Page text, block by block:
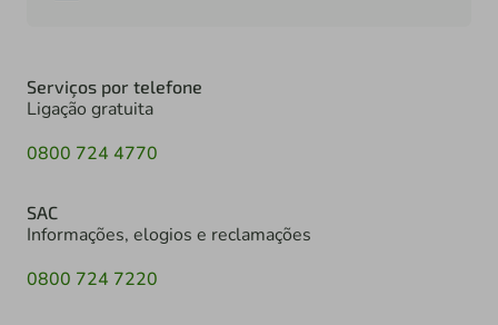
Serviços por telefone
Ligação gratuita
0800 724 4770
SAC
Informações, elogios e reclamações
0800 724 7220